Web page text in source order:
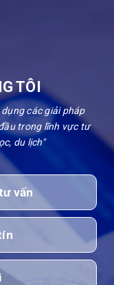
TÔI
các giải pháp
trong lĩnh vực tư
du lịch"
vấn